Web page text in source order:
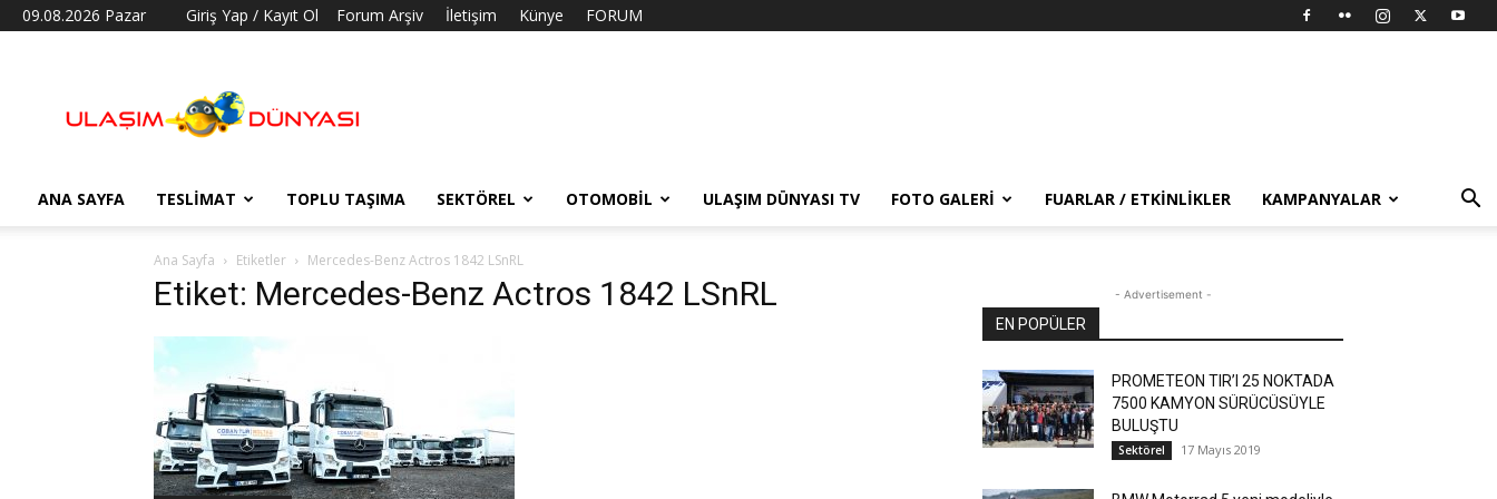
09.08.2026 Pazar Giriş Yap / Kayıt Ol Forum Arşiv İletişim Künye FORUM
Dünyası
ANA SAYFA TESLIMAT TOPLU TAŞIMA SEKTÖREL OTOMOBIL ULAŞIM DÜNYASI TV FOTO GALERI FUARLAR / ETKINLIKLER KAMPANYALAR
Ana Sayfa Etiketler Mercedes-Benz Actros 1842 LSnRL
Etiket: Mercedes-Benz Actros 1842 LSnRL - Advertisement -
EN POPÜLER
PROMETEON TIR’I 25 NOKTADA
7500 KAMYON SÜRÜCÜSÜYLE
BULUŞTU
Sektörel 17 Mayıs 2019